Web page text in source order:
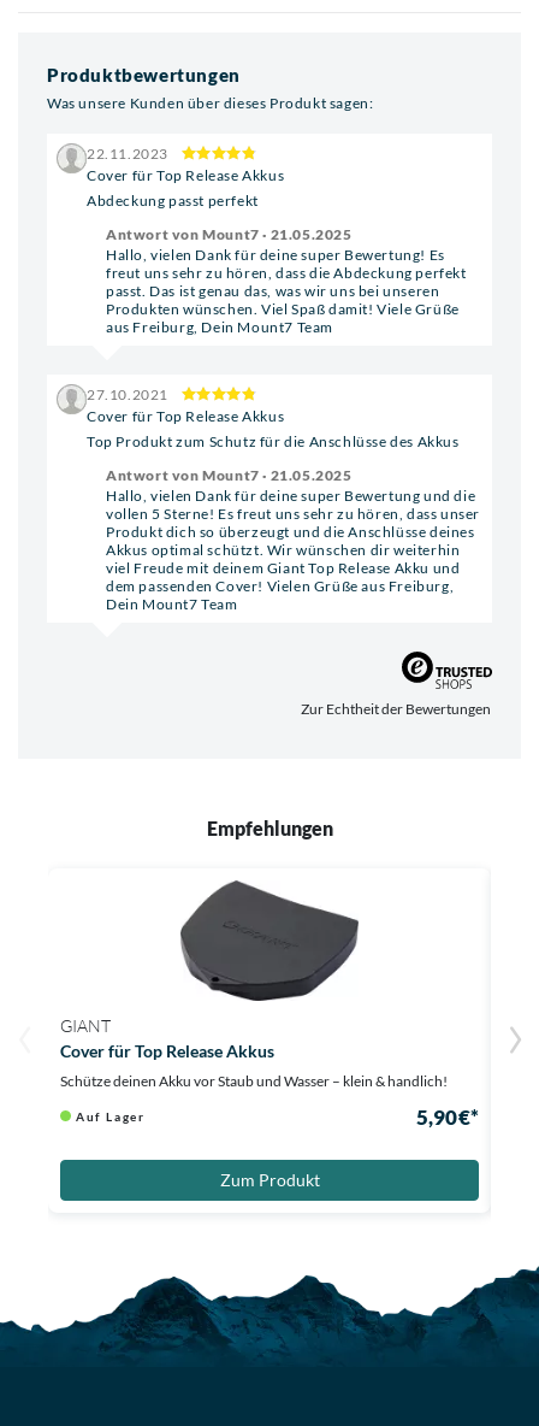
Produktbewertungen
Was unsere Kunden über dieses Produkt sagen:
22.11.2023
Cover für Top Release Akkus
Abdeckung passt perfekt
Antwort von Mount7 · 21.05.2025
Hallo, vielen Dank für deine super Bewertung! Es
freut uns sehr zu hören, dass die Abdeckung perfekt
passt. Das ist genau das, was wir uns bei unseren
Produkten wünschen. Viel Spaß damit! Viele Grüße
aus Freiburg, Dein Mount7 Team
27.10.2021
Cover für Top Release Akkus
Top Produkt zum Schutz für die Anschlüsse des Akkus
Antwort von Mount7 · 21.05.2025
Hallo, vielen Dank für deine super Bewertung und die
vollen 5 Sterne! Es freut uns sehr zu hören, dass unser
Produkt dich so überzeugt und die Anschlüsse deines
Akkus optimal schützt. Wir wünschen dir weiterhin
viel Freude mit deinem Giant Top Release Akku und
dem passenden Cover! Vielen Grüße aus Freiburg,
Dein Mount7 Team
Zur Echtheit der Bewertungen
Empfehlungen
GIANT
Cover für Top Release Akkus
Schütze deinen Akku vor Staub und Wasser – klein & handlich!
Auf Lager 5,90 €*
Zum Produkt